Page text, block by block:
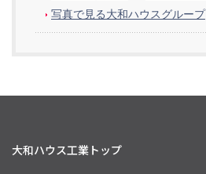
写真で見る大和ハウスグループ
大和ハウス工業トップ